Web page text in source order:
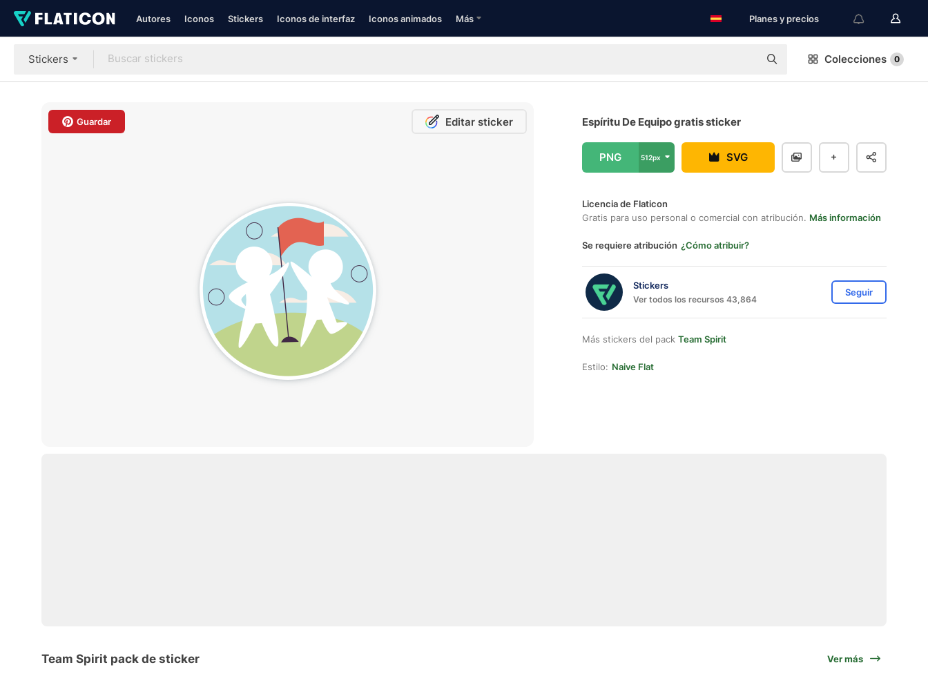
Autores Iconos Stickers Iconos de interfaz Iconos animados Más Planes y precios
Stickers Colecciones 0
Guardar Editar sticker Espíritu De Equipo gratis sticker
PNG 512px SVG
Licencia de Flaticon
Gratis para uso personal o comercial con atribución. Más información
Se requiere atribución ¿Cómo atribuir?
Stickers
Ver todos los recursos 43,864
Seguir
Más stickers del pack Team Spirit
Estilo: Naive Flat
Team Spirit pack de sticker Ver más